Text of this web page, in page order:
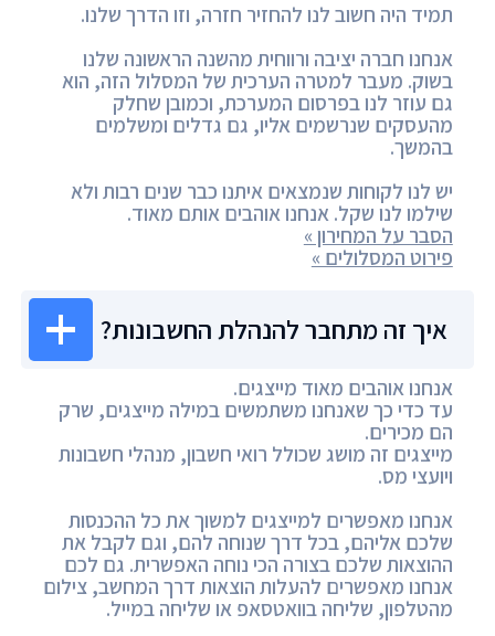
תמיד היה חשוב לנו להחזיר חזרה, וזו הדרך שלנו.
אנחנו חברה יציבה ורווחית מהשנה הראשונה שלנו
בשוק. מעבר למטרה הערכית של המסלול הזה, הוא
גם עוזר לנו בפרסום המערכת, וכמובן שחלק
מהעסקים שנרשמים אליו, גם גדלים ומשלמים
בהמשך.
יש לנו לקוחות שנמצאים איתנו כבר שנים רבות ולא
שילמו לנו שקל. אנחנו אוהבים אותם מאוד.
הסבר על המחירון »
פירוט המסלולים »
איך זה מתחבר להנהלת החשבונות?
אנחנו אוהבים מאוד מייצגים.
עד כדי כך שאנחנו משתמשים במילה מייצגים, שרק
הם מכירים.
מייצגים זה מושג שכולל רואי חשבון, מנהלי חשבונות
ויועצי מס.
אנחנו מאפשרים למייצגים למשוך את כל ההכנסות
שלכם אליהם, בכל דרך שנוחה להם, וגם לקבל את
ההוצאות שלכם בצורה הכי נוחה האפשרית. גם לכם
אנחנו מאפשרים להעלות הוצאות דרך המחשב, צילום
מהטלפון, שליחה בוואטסאפ או שליחה במייל.